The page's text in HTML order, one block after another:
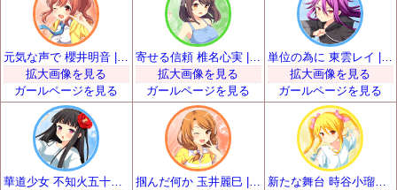
拡大画像を見る
ガールページを見る
寄せる信頼 椎名心実 | SR
拡大画像を見る
ガールページを見る
単位の為に 東雲レイ | SR
拡大画像を見る
ガールページを見る
掴んだ何か 玉井麗巳 | SR
新たな舞台 時谷小瑠璃 | SR